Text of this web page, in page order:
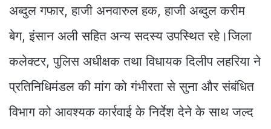
अब्दुल गफार, हाजी अनवारुल हक, हाजी अब्दुल करीम
बेग, इंसान अली सहित अन्य सदस्य उपस्थित रहे।जिला
कलेक्टर, पुलिस अधीक्षक तथा विधायक दिलीप लहरिया ने
प्रतिनिधिमंडल की मांग को गंभीरता से सुना और संबंधित
विभाग को आवश्यक कार्रवाई के निर्देश देने के साथ जल्द